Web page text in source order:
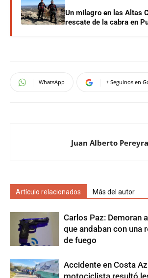
Un milagro en las Altas
rescate de la cabra en
WhatsApp + Seguinos en
Juan Alberto Pereyra
Artículo relacionados Más del autor
Carlos Paz: Demoran
que andaban con una
de fuego
Accidente en Costa
motociclista resultó